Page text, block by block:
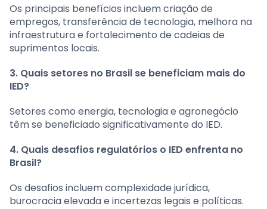
Os principais benefícios incluem criação de
empregos, transferência de tecnologia, melhora na
infraestrutura e fortalecimento de cadeias de
suprimentos locais.
3. Quais setores no Brasil se beneficiam mais do
IED?
Setores como energia, tecnologia e agronegócio
têm se beneficiado significativamente do IED.
4. Quais desafios regulatórios o IED enfrenta no
Brasil?
Os desafios incluem complexidade jurídica,
burocracia elevada e incertezas legais e políticas.